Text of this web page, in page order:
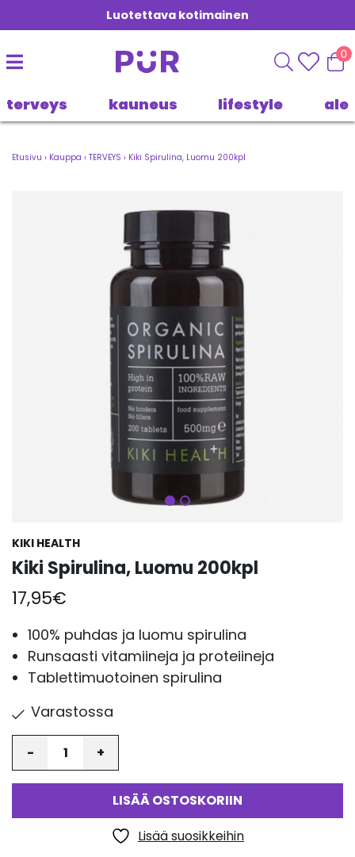
Luotettava kotimainen
0
terveys kauneus lifestyle ale
Etusivu › Kauppa › TERVEYS › Kiki Spirulina, Luomu 200kpl
Seuraava
KIKI HEALTH
Kiki Spirulina, Luomu 200kpl
17,95€
100% puhdas ja luomu spirulina
Runsaasti vitamiineja ja proteiineja
Tablettimuotoinen spirulina
Varastossa
LISÄÄ OSTOSKORIIN
Lisää suosikkeihin